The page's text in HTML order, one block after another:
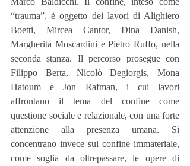
“trauma”, è oggetto dei lavori di Alighiero
Boetti, Mircea Cantor, Dina Danish,
Margherita Moscardini e Pietro Ruffo, nella
seconda stanza. Il percorso prosegue con
Filippo Berta, Nicolò Degiorgis, Mona
Hatoum e Jon Rafman, i cui lavori
affrontano il tema del confine come
questione sociale e relazionale, con una forte
attenzione alla presenza umana. Si
concentrano invece sul confine immateriale,
come soglia da oltrepassare, le opere di